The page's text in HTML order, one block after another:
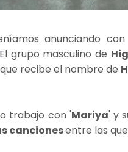
anunciando con
grupo masculino de
que recibe el nombre de
trabajo con 'Mariya' y
cancionesentre las